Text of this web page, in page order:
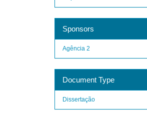
Sponsors
Agência 2
Document Type
Dissertação